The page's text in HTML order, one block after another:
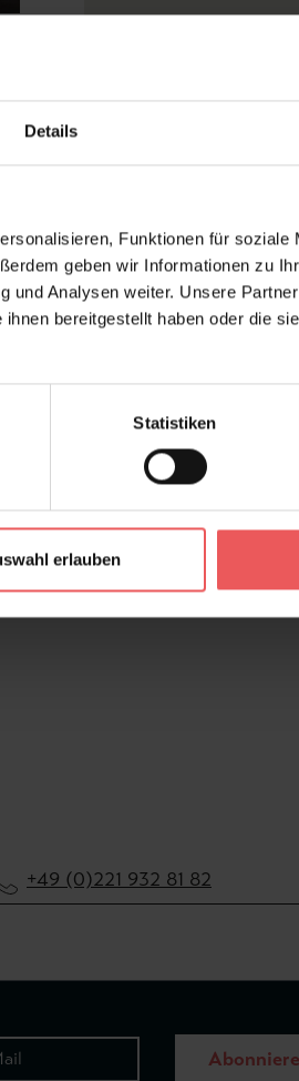
Details
Funktionen für soziale
geben wir Informationen zu
und Analysen weiter. Unsere
bereitgestellt haben oder die
Statistiken
erlauben
Hersteller:
Design:
Farbton:
Kleber:
FAQ
+49 (0)221 932 81 82